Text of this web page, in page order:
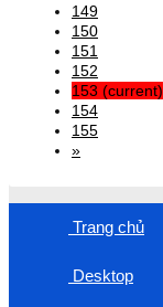
149
150
151
152
153 (current)
154
155
»
Trang chủ
Desktop